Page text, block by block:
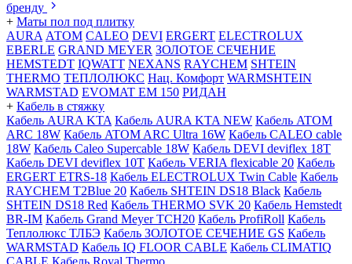
бренду
+ Маты пол под плитку
AURA АТОМ CALEO DEVI ERGERT ELECTROLUX
EBERLE GRAND MEYER ЗОЛОТОЕ СЕЧЕНИЕ
HEMSTEDT IQWATT NEXANS RAYCHEM SHTEIN
THERMO ТЕПЛОЛЮКС Нац. Комфорт WARMSHTEIN
WARMSTAD EVOMAT EM 150 РИДАН
+ Кабель в стяжку
Кабель AURA KTA Кабель AURA KTA NEW Кабель ATOM
ARC 18W Кабель ATOM ARC Ultra 16W Кабель CALEO cable
18W Кабель Caleo Supercable 18W Кабель DEVI deviflex 18T
Кабель DEVI deviflex 10T Кабель VERIA flexicable 20 Кабель
ERGERT ETRS-18 Кабель ELECTROLUX Twin Cable Кабель
RAYCHEM T2Blue 20 Кабель SHTEIN DS18 Black Кабель
SHTEIN DS18 Red Кабель THERMO SVK 20 Кабель Hemstedt
BR-IM Кабель Grand Meyer TCH20 Кабель ProfiRoll Кабель
Теплолюкс ТЛБЭ Кабель ЗОЛОТОЕ СЕЧЕНИЕ GS Кабель
WARMSTAD Кабель IQ FLOOR CABLE Кабель CLIMATIQ
CABLE Кабель Royal Thermo